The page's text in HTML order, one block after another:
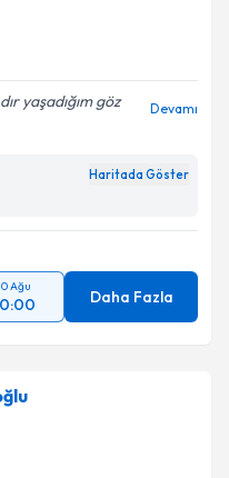
yaşadığım göz
Devamı
Haritada Göster
Ağu
Daha Fazla